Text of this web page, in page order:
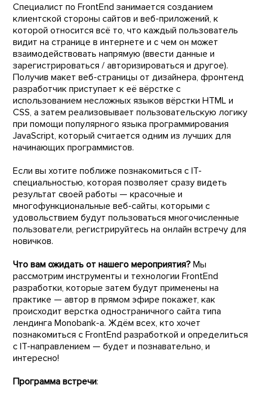
Специалист по FrontEnd занимается созданием
клиентской стороны сайтов и веб-приложений, к
которой относится всё то, что каждый пользователь
видит на странице в интернете и с чем он может
взаимодействовать напрямую (ввести данные и
зарегистрироваться / авторизироваться и другое).
Получив макет веб-страницы от дизайнера, фронтенд
разработчик приступает к её вёрстке с
использованием несложных языков вёрстки HTML и
CSS, а затем реализовывает пользовательскую логику
при помощи популярного языка программирования
JavaScript, который считается одним из лучших для
начинающих программистов.
Если вы хотите поближе познакомиться с IT-
специальностью, которая позволяет сразу видеть
результат своей работы — красочные и
многофункциональные веб-сайты, которыми с
удовольствием будут пользоваться многочисленные
пользователи, регистрируйтесь на онлайн встречу для
новичков.
Что вам ожидать от нашего мероприятия? Мы
рассмотрим инструменты и технологии FrontEnd
разработки, которые затем будут применены на
практике — автор в прямом эфире покажет, как
происходит верстка одностраничного сайта типа
лендинга Monobank-а. Ждём всех, кто хочет
познакомиться с FrontEnd разработкой и определиться
с IT-направлением — будет и познавательно, и
интересно!
Программа встречи: